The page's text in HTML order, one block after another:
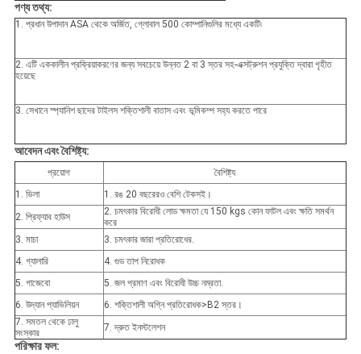
পণ্য তথ্য:
1. প্রধান উপাদান ASA থেকে অর্জিত, গ্লোবাল 500 কোম্পানিগুলির মধ্যে একটি৷
2. এটি এককালীন প্রক্রিয়াকরণের জন্য সবচেয়ে উন্নত 2 বা 3 স্তর সহ-এক্সট্রুশন প্রযুক্তি দ্বারা গৃহীত
হয়েছে
3. সেখানে স্প্যানিশ ছাদের টাইলস শক্তিশালী বাতাস এবং ভূমিকম্প সহ্য করতে পারে
আবেদন এবং বৈশিষ্ট্য:
প্রয়োগ
বৈশিষ্ট্য
1. ভিলা
1. রঙ 20 বছরেরও বেশি টেকসই।
2. প্রিফ্যাব হাউস
2. চমৎকার বিরোধী লোড ক্ষমতা যে 150 kgs কোন ফাটল এবং ক্ষতি সমর্থন
করে
3. মাচা
3. চমৎকার জারা প্রতিরোধের.
4. গ্যালারি
4. গুড তাপ নিরোধক
5. গাজেবো
5. জল প্রমাণ এবং বিরোধী উচ্চ নম্রতা.
6. উদ্যান প্যাভিলিয়ন
6. শক্তিশালী অগ্নি প্রতিরোধক>B2 স্তর।
7. সমতল থেকে ঢালু
সংস্কার
7. দ্রুত ইনস্টলেশন
পরিক্ষার ফল: